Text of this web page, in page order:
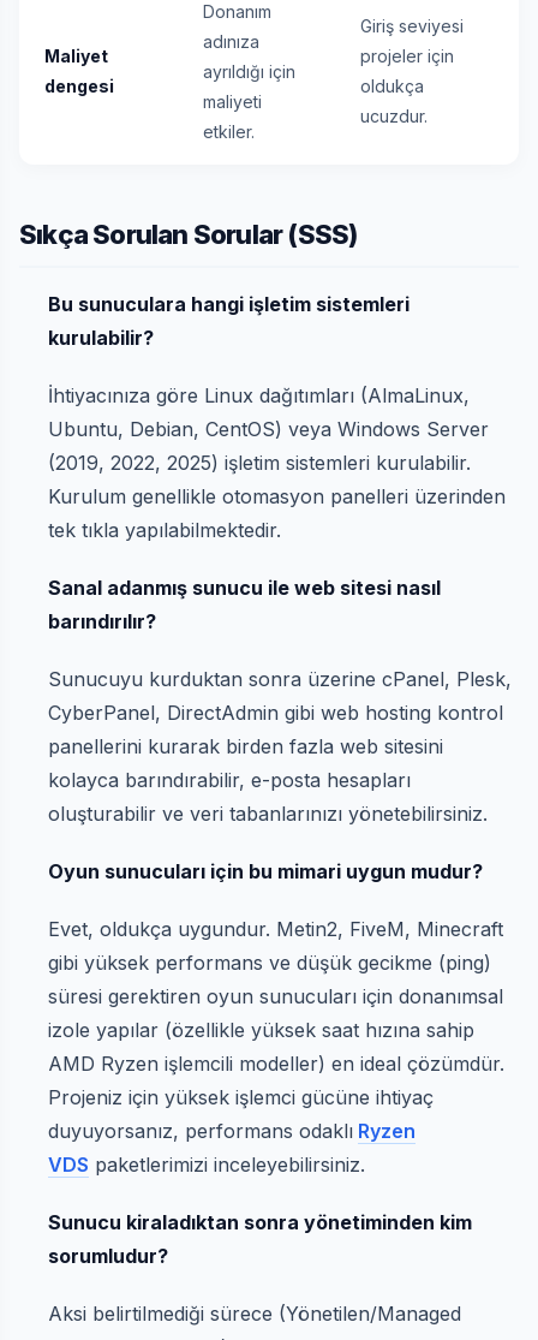
Maliyet
dengesi
Donanım
adınıza
ayrıldığı için
maliyeti
etkiler.
Giriş seviyesi
projeler için
oldukça
ucuzdur.
Sıkça Sorulan Sorular (SSS)
Bu sunuculara hangi işletim sistemleri
kurulabilir?
İhtiyacınıza göre Linux dağıtımları (AlmaLinux,
Ubuntu, Debian, CentOS) veya Windows Server
(2019, 2022, 2025) işletim sistemleri kurulabilir.
Kurulum genellikle otomasyon panelleri üzerinden
tek tıkla yapılabilmektedir.
Sanal adanmış sunucu ile web sitesi nasıl
barındırılır?
Sunucuyu kurduktan sonra üzerine cPanel, Plesk,
CyberPanel, DirectAdmin gibi web hosting kontrol
panellerini kurarak birden fazla web sitesini
kolayca barındırabilir, e-posta hesapları
oluşturabilir ve veri tabanlarınızı yönetebilirsiniz.
Oyun sunucuları için bu mimari uygun mudur?
Evet, oldukça uygundur. Metin2, FiveM, Minecraft
gibi yüksek performans ve düşük gecikme (ping)
süresi gerektiren oyun sunucuları için donanımsal
izole yapılar (özellikle yüksek saat hızına sahip
AMD Ryzen işlemcili modeller) en ideal çözümdür.
Projeniz için yüksek işlemci gücüne ihtiyaç
duyuyorsanız, performans odaklı Ryzen
VDS paketlerimizi inceleyebilirsiniz.
Sunucu kiraladıktan sonra yönetiminden kim
sorumludur?
Aksi belirtilmediği sürece (Yönetilen/Managed